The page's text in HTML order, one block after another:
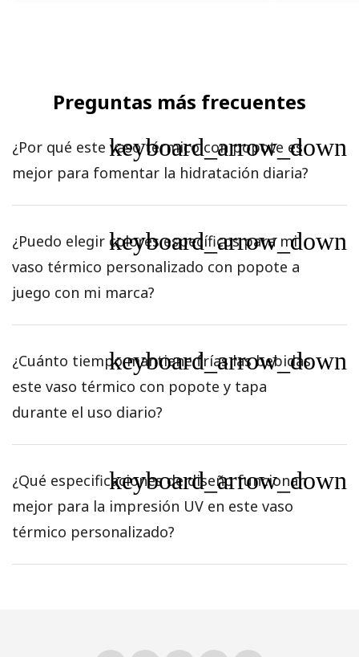
Preguntas más frecuentes
¿Por qué este vaso térmico con popote es
mejor para fomentar la hidratación diaria?
keyboard_arrow_down
¿Puedo elegir colores específicos para mi
vaso térmico personalizado con popote a
juego con mi marca?
keyboard_arrow_down
¿Cuánto tiempo mantiene frías las bebidas
este vaso térmico con popote y tapa
durante el uso diario?
keyboard_arrow_down
¿Qué especificaciones de diseño funcionan
mejor para la impresión UV en este vaso
térmico personalizado?
keyboard_arrow_down